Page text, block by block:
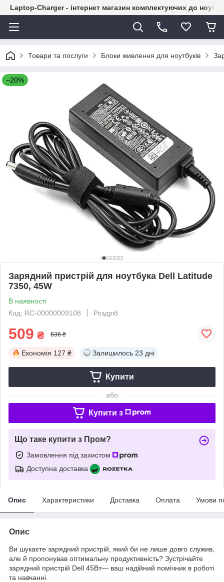
Laptop-Charger - інтернет магазин комплектуючих до
Товари та послуги Блоки живлення для ноутбуків
–20%
Зарядний пристрій для ноутбука Dell Latitude
7350, 45W
В наявності
Код: RC-00000009108
Роздріб
509 ₴ 636 ₴
Економія 127 ₴ Залишилось 23 дні
Купити
або
Купити з
Що таке купити з Пром?
Замовлення під захистом
Доступна доставка
Опис Характеристики Доставка Оплата Умови
Опис
Ви шукаєте зарядний пристрій, який би не лише довго служив,
але й пропонував оптимальну продуктивність? Зустрічайте
зарядний пристрій Dell 45Вт— ваш надійний помічник в роботі
та навчанні.